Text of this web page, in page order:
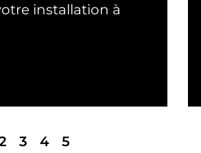
installation à
3 4 5